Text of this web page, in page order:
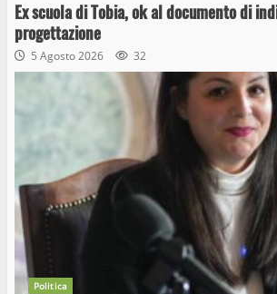
Ex scuola di Tobia, ok al documento di
progettazione
5 Agosto 2026 32
Politica